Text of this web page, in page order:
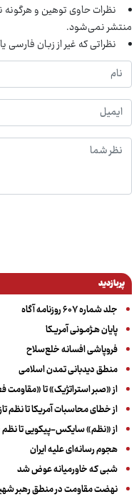
نظرات حاوی توهین و
منتشر نمی‌شود.
نظراتی که غیر از زبان
پربازدید
جلد شماره ۶۰۷ روزنامه آگاه
پایان هـژمـونی آمریـکا
فروپاشی افسانه خلع‌سلاح
منطق دیدبانی تمدن اسلامی
از «صبر استراتژیک» تا «مقاومت
از خطای محاسبات آمریکا تا نظم
از «نظم» سایکس-پیکویی تا
هجوم رسانه‌ای علیه ایران
شبی که خاورمیانه عوض شد
نهضت مقاومت در منطق رهبر